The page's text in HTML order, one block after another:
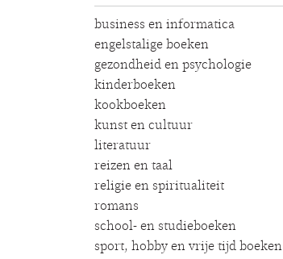
business en informatica
engelstalige boeken
gezondheid en psychologie
kinderboeken
kookboeken
kunst en cultuur
literatuur
reizen en taal
religie en spiritualiteit
romans
school- en studieboeken
sport, hobby en vrije tijd boeken